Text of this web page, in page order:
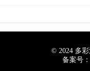
© 2024 多彩
备案号：